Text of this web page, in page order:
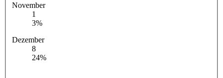
November
1
3%
Dezember
8
24%